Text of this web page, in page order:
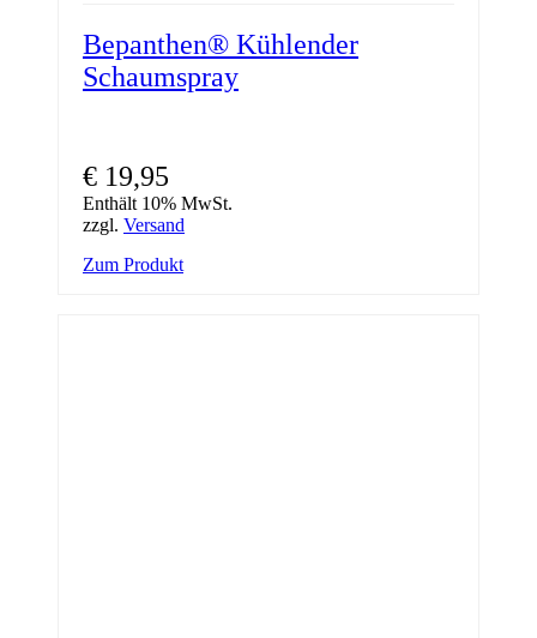
Bepanthen® Kühlender
Schaumspray
€ 19,95
Enthält 10% MwSt.
zzgl. Versand
Zum Produkt